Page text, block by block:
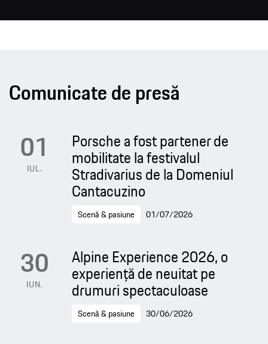
Comunicate de presă
01
IUL.
Porsche a fost partener de
mobilitate la festivalul
Stradivarius de la Domeniul
Cantacuzino
Scenă & pasiune 01/07/2026
30
IUN.
Alpine Experience 2026, o
experiență de neuitat pe
drumuri spectaculoase
Scenă & pasiune 30/06/2026